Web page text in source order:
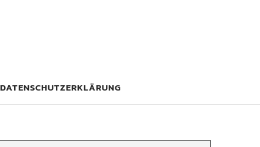
DATENSCHUTZERKLÄRUNG